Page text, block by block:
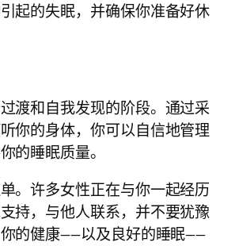
起的失眠，并确保你准备好休
渡和自我发现的阶段。通过采
你的身体，你可以自信地管理
的睡眠质量。
。许多女性正在与你一起经历
持，与他人联系，并不要犹豫
的健康——以及良好的睡眠——